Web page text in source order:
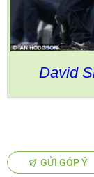
David
GỬI GÓP Ý